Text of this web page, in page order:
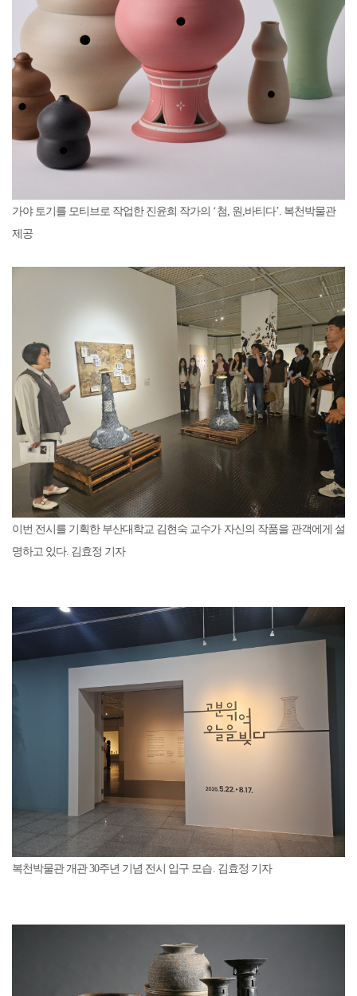
가야 토기를 모티브로 작업한 진윤희 작가의 ‘첨, 원,바티다’. 복천박물관
제공
이번 전시를 기획한 부산대학교 김현숙 교수가 자신의 작품을 관객에게 설
명하고 있다. 김효정 기자
복천박물관 개관 30주년 기념 전시 입구 모습. 김효정 기자